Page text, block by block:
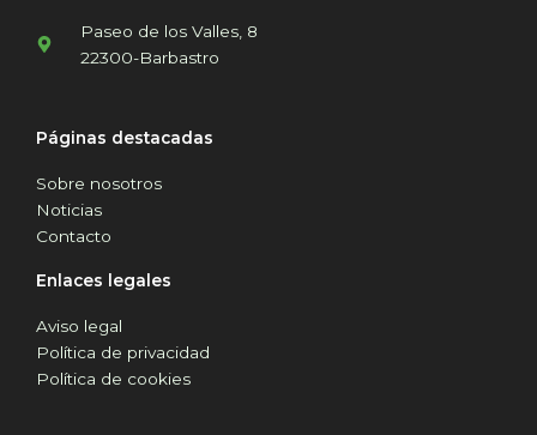
Paseo de los Valles, 8
22300-Barbastro
Páginas destacadas
Sobre nosotros
Noticias
Contacto
Enlaces legales
Aviso legal
Política de privacidad
Política de cookies